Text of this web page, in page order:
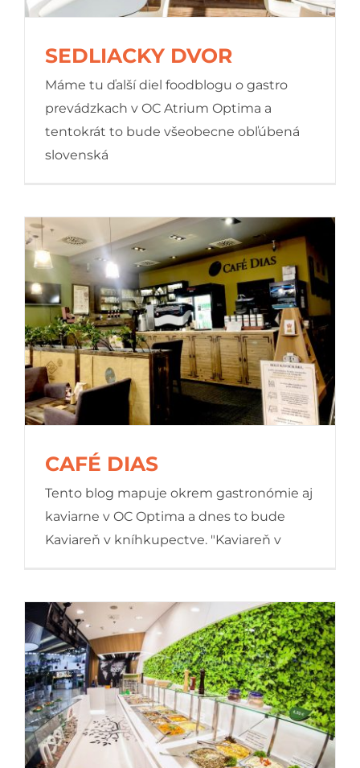
SEDLIACKY DVOR
Máme tu ďalší diel foodblogu o gastro
prevádzkach v OC Atrium Optima a
tentokrát to bude všeobecne obľúbená
slovenská
CAFÉ DIAS
Tento blog mapuje okrem gastronómie aj
kaviarne v OC Optima a dnes to bude
Kaviareň v kníhkupectve. "Kaviareň v